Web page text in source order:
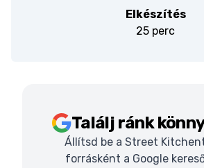
Elkészítés
25 perc
Találj ránk
Állítsd be a Street
forrásként a Google